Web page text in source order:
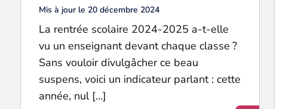
Mis à jour le 20 décembre 2024
La rentrée scolaire 2024-2025 a-t-elle
vu un enseignant devant chaque classe ?
Sans vouloir divulgâcher ce beau
suspens, voici un indicateur parlant : cette
année, nul […]